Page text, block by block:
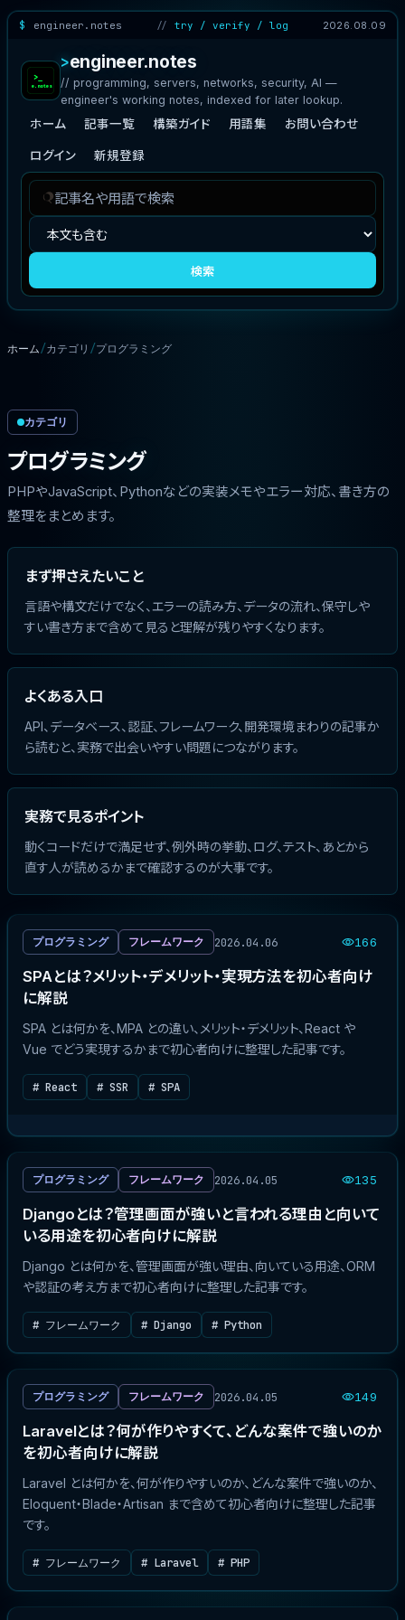
engineer.notes try / verify / log 2026.08.09
engineer.notes
// programming, servers, networks, security, AI —
engineer's working notes, indexed for later lookup.
ホーム 記事一覧 構築ガイド 用語集 お問い合わせ
ログイン 新規登録
事
検
索
索
象
検索
ホーム カテゴリ プログラミング
カテゴリ
プログラミング
PHPやJavaScript、Pythonなどの実装メモやエラー対応、書き方の
整理をまとめます。
まず押さえたいこと
言語や構文だけでなく、エラーの読み方、データの流れ、保守しや
すい書き方まで含めて見ると理解が残りやすくなります。
よくある入口
API、データベース、認証、フレームワーク、開発環境まわりの記事か
ら読むと、実務で出会いやすい問題につながります。
実務で見るポイント
動くコードだけで満足せず、例外時の挙動、ログ、テスト、あとから
直す人が読めるかまで確認するのが大事です。
プログラミング フレームワーク 2026.04.06 166
SPAとは？メリット・デメリット・実現方法を初心者向け
に解説
SPA とは何かを、MPA との違い、メリット・デメリット、React や
Vue でどう実現するかまで初心者向けに整理した記事です。
# React # SSR # SPA
プログラミング フレームワーク 2026.04.05 135
Djangoとは？管理画面が強いと言われる理由と向いて
いる用途を初心者向けに解説
Django とは何かを、管理画面が強い理由、向いている用途、ORM
や認証の考え方まで初心者向けに整理した記事です。
# フレームワーク # Django # Python
プログラミング フレームワーク 2026.04.05 149
Laravelとは？何が作りやすくて、どんな案件で強いのか
を初心者向けに解説
Laravel とは何かを、何が作りやすいのか、どんな案件で強いのか、
Eloquent・Blade・Artisan まで含めて初心者向けに整理した記事
です。
# フレームワーク # Laravel # PHP